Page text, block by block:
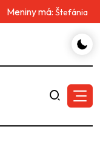
Meniny má: Štefánia